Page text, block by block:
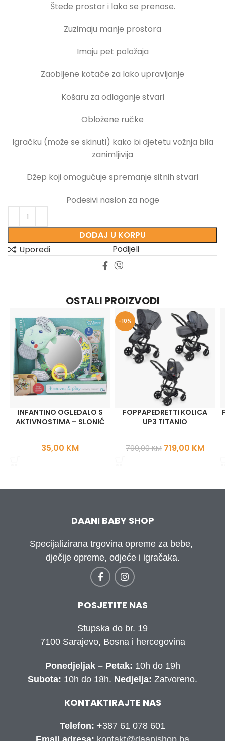
Štede prostor i lako se prenose.
Zuzimaju manje prostora
Imaju pet položaja
Zaobljene kotače za lako upravljanje
Košaru za odlaganje stvari
Obložene ručke
Igračku (može se skinuti) kako bi djetetu vožnja bila
zanimljivija
Džep koji omogućuje spremanje sitnih stvari
Podesivi naslon za noge
DODAJ U KORPU
Uporedi
Podijeli
OSTALI PROIZVODI
INFANTINO OGLEDALO S
AKTIVNOSTIMA – SLONIĆ
35,00 KM
-10%
FOPPAPEDRETTI KOLICA
UP3 TITANIO
799,00KM 719,00 KM
DAANI BABY SHOP
Specijalizirana trgovina opreme za bebe,
dječije opreme, odjeće i igračaka.
POSJETITE NAS
Stupska do br. 19
7100 Sarajevo, Bosna i hercegovina
Ponedjeljak – Petak: 10h do 19h
Subota: 10h do 18h. Nedjelja: Zatvoreno.
KONTAKTIRAJTE NAS
Telefon: +387 61 078 601